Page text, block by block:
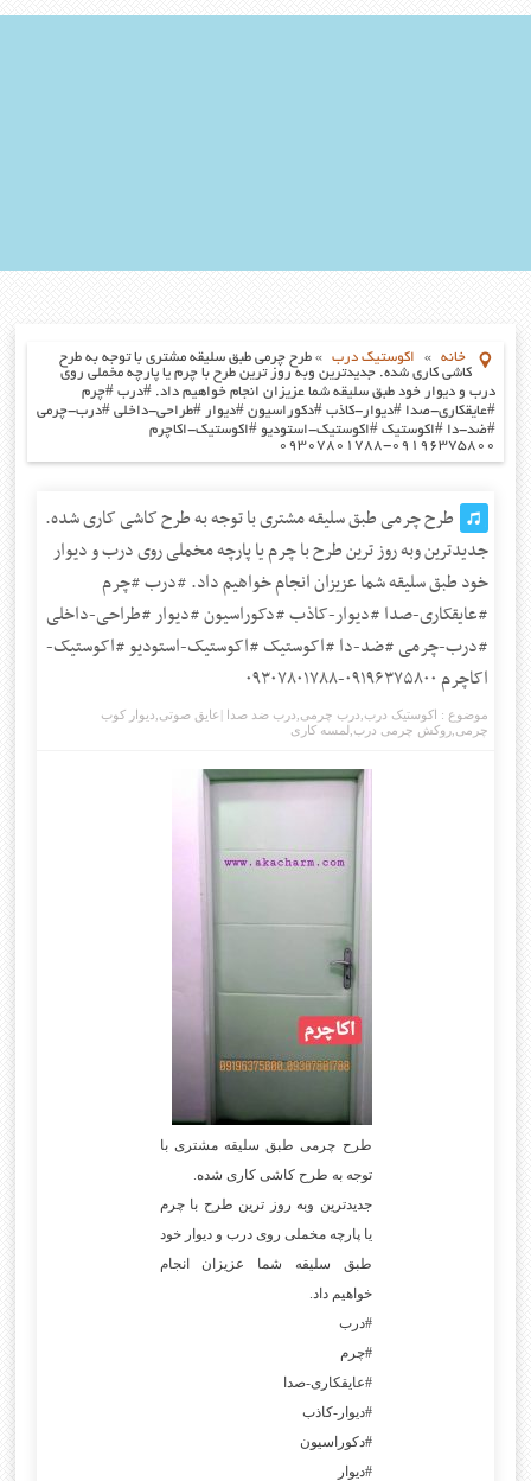
خانه » اکوستیک درب »طرح چرمی طبق سلیقه مشتری با توجه به طرح
کاشی کاری شده. جدیدترین وبه روز ترین طرح با چرم یا پارچه مخملی روی
درب و دیوار خود طبق سلیقه شما عزیزان انجام خواهیم داد. #درب #چرم
#عایقکاری-صدا #دیوار-کاذب #دکوراسیون #دیوار #طراحی-داخلی #درب-چرمی
#ضد-دا #اکوستیک #اکوستیک-استودیو #اکوستیک-اکاچرم
۰۹۱۹۶۳۷۵۸۰۰-۰۹۳۰۷۸۰۱۷۸۸
طرح چرمی طبق سلیقه مشتری با توجه به طرح کاشی کاری شده.
جدیدترین وبه روز ترین طرح با چرم یا پارچه مخملی روی درب و دیوار
خود طبق سلیقه شما عزیزان انجام خواهیم داد. #درب #چرم
#عایقکاری-صدا #دیوار-کاذب #دکوراسیون #دیوار #طراحی-داخلی
#درب-چرمی #ضد-دا #اکوستیک #اکوستیک-استودیو #اکوستیک-
اکاچرم ۰۹۱۹۶۳۷۵۸۰۰-۰۹۳۰۷۸۰۱۷۸۸
موضوع : اکوستیک درب درب چرمی درب ضد صدا |عایق صوتی دیوار کوب
چرمی ,روکش چرمی درب لمسه کاری
طرح چرمی طبق سلیقه مشتری با
توجه به طرح کاشی کاری شده.
جدیدترین وبه روز ترین طرح با چرم
یا پارچه مخملی روی درب و دیوار خود
طبق سلیقه شما عزیزان انجام
خواهیم داد.
#درب
#چرم
#عایقکاری-صدا
#دیوار-کاذب
#دکوراسیون
#دیوار